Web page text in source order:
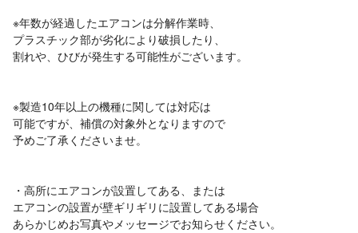
※年数が経過したエアコンは分解作業時、
プラスチック部が劣化により破損したり、
割れや、ひびが発生する可能性がございます。
※製造10年以上の機種に関しては対応は
可能ですが、補償の対象外となりますので
予めご了承くださいませ。
・高所にエアコンが設置してある、または
エアコンの設置が壁ギリギリに設置してある場合
あらかじめお写真やメッセージでお知らせください。